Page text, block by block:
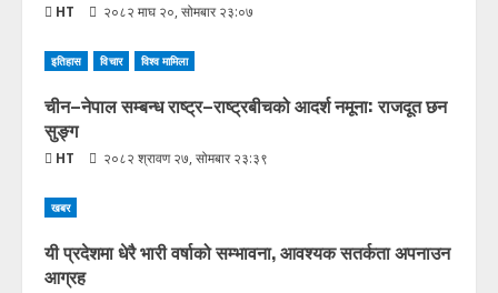
HT २०८२ माघ २०, सोमबार २३:०७
इतिहास विचार विश्व मामिला
चीन–नेपाल सम्बन्ध राष्ट्र–राष्ट्रबीचको आदर्श नमूना: राजदूत छन
सुङ्ग
HT २०८२ श्रावण २७, सोमबार २३:३९
खबर
यी प्रदेशमा धेरै भारी वर्षाको सम्भावना, आवश्यक सतर्कता अपनाउन
आग्रह